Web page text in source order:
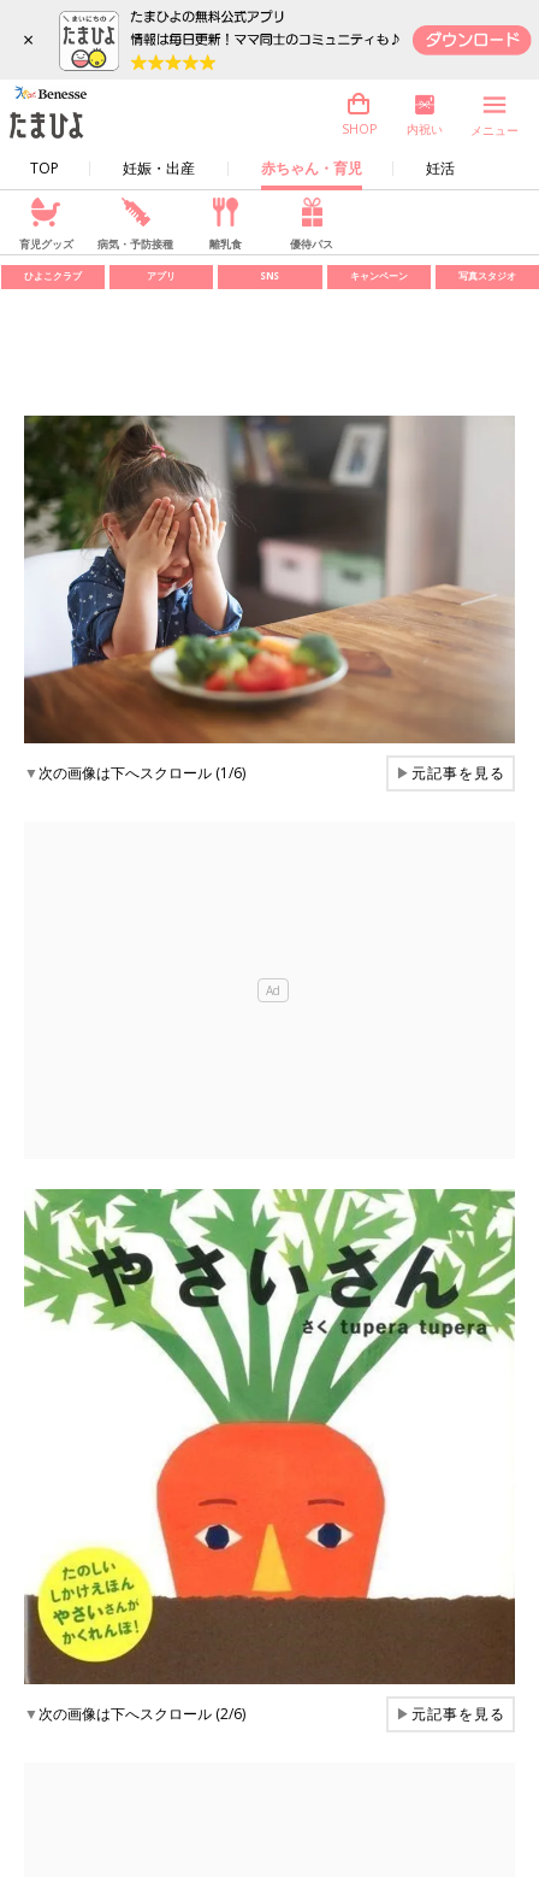
×
TOP 妊娠・出産 赤ちゃん・育児 妊活
SHOP 内祝い メニュー
育児グッズ 病気・予防接種 離乳食 優待パス
ひよこクラブ アプリ SNS キャンペーン 写真スタジオ
▼次の画像は下へスクロール (1/6) ▶元記事を見る
▼次の画像は下へスクロール (2/6) ▶元記事を見る